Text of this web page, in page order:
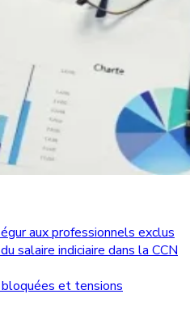
aux professionnels exclus
salaire indiciaire dans la CCN
et tensions